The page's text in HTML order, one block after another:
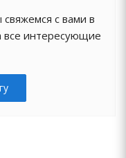
с вами в
все интересующие